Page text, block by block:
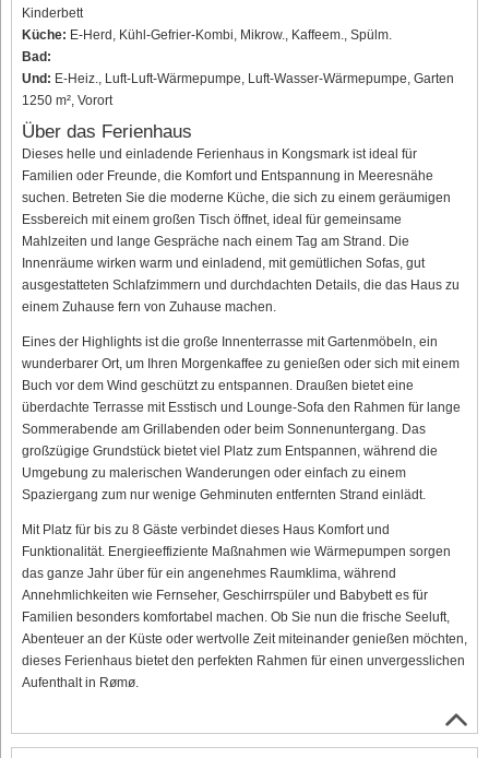
Kinderbett
Küche: E-Herd, Kühl-Gefrier-Kombi, Mikrow., Kaffeem., Spülm.
Bad:
Und: E-Heiz., Luft-Luft-Wärmepumpe, Luft-Wasser-Wärmepumpe, Garten
1250 m², Vorort
Über das Ferienhaus
Dieses helle und einladende Ferienhaus in Kongsmark ist ideal für
Familien oder Freunde, die Komfort und Entspannung in Meeresnähe
suchen. Betreten Sie die moderne Küche, die sich zu einem geräumigen
Essbereich mit einem großen Tisch öffnet, ideal für gemeinsame
Mahlzeiten und lange Gespräche nach einem Tag am Strand. Die
Innenräume wirken warm und einladend, mit gemütlichen Sofas, gut
ausgestatteten Schlafzimmern und durchdachten Details, die das Haus zu
einem Zuhause fern von Zuhause machen.
Eines der Highlights ist die große Innenterrasse mit Gartenmöbeln, ein
wunderbarer Ort, um Ihren Morgenkaffee zu genießen oder sich mit einem
Buch vor dem Wind geschützt zu entspannen. Draußen bietet eine
überdachte Terrasse mit Esstisch und Lounge-Sofa den Rahmen für lange
Sommerabende am Grillabenden oder beim Sonnenuntergang. Das
großzügige Grundstück bietet viel Platz zum Entspannen, während die
Umgebung zu malerischen Wanderungen oder einfach zu einem
Spaziergang zum nur wenige Gehminuten entfernten Strand einlädt.
Mit Platz für bis zu 8 Gäste verbindet dieses Haus Komfort und
Funktionalität. Energieeffiziente Maßnahmen wie Wärmepumpen sorgen
das ganze Jahr über für ein angenehmes Raumklima, während
Annehmlichkeiten wie Fernseher, Geschirrspüler und Babybett es für
Familien besonders komfortabel machen. Ob Sie nun die frische Seeluft,
Abenteuer an der Küste oder wertvolle Zeit miteinander genießen möchten,
dieses Ferienhaus bietet den perfekten Rahmen für einen unvergesslichen
Aufenthalt in Rømø.